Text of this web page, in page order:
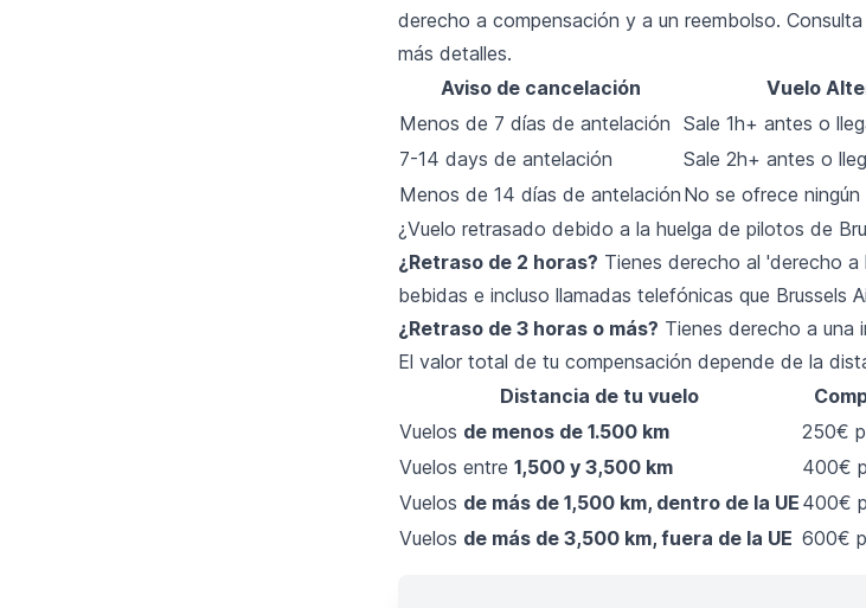
derecho a compensación y a un reembolso.
más detalles.
Aviso de cancelación
Vuelo
Menos de 7 días de antelación Sale 1h+ antes o
7-14 days de antelación
Sale 2h+ antes o
Menos de 14 días de antelación No se ofrece
¿Vuelo retrasado debido a la huelga de pilotos de
¿Retraso de 2 horas? Tienes derecho al 'derecho
bebidas e incluso llamadas telefónicas que Brussels
¿Retraso de 3 horas o más? Tienes derecho a una
El valor total de tu compensación depende de la
Distancia de tu vuelo
Vuelos de menos de 1.500 km
250€
Vuelos entre 1,500 y 3,500 km
400€
Vuelos de más de 1,500 km, dentro de la UE 400€
Vuelos de más de 3,500 km, fuera de la UE 600€